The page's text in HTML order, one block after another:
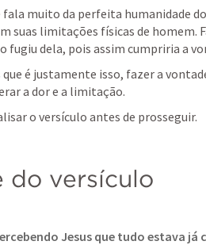
muito da perfeita humanidade
suas limitações físicas de homem.
fugiu dela, pois assim cumpriria a
é justamente isso, fazer a
a dor e a limitação.
o versículo antes de prosseguir.
do versículo
Jesus que tudo estava já